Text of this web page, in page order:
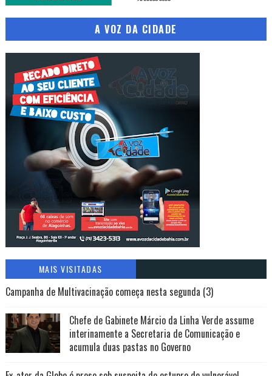
A VOZ DA CIDADE
MAIS VISITADAS
Campanha de Multivacinação começa nesta segunda (3)
Chefe de Gabinete Márcio da Linha Verde assume
interinamente a Secretaria de Comunicação e
acumula duas pastas no Governo